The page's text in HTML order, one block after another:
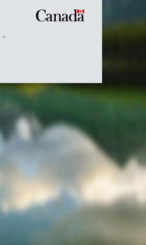
Symbole
du